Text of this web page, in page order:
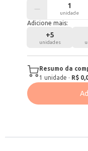
unidade
Adicione mais:
+5
unidades
Resumo da
1 unidade · R$